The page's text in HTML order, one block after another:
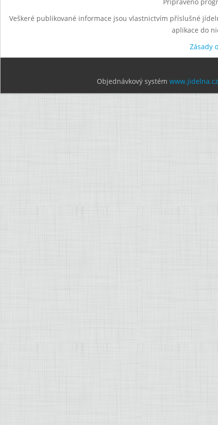
Veškeré publikované informace jsou vlastnictvím příslušné
aplikace do
Zásady
Objednávkový systém www.jidelna.cz